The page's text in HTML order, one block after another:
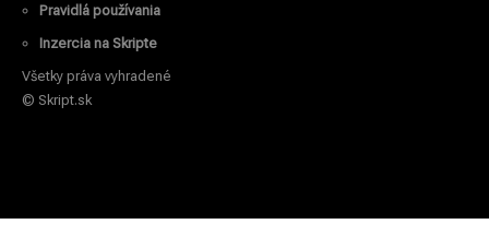
Pravidlá používania
Inzercia na Skripte
Všetky práva vyhradené
© Skript.sk